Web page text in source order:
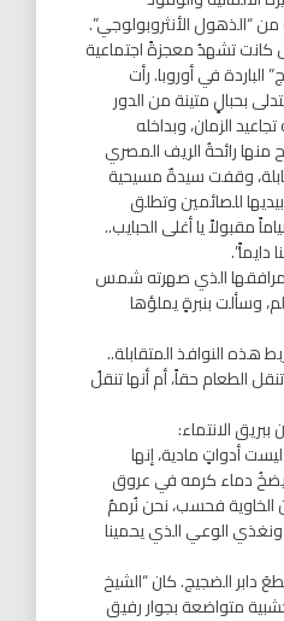
“الذهول الأنثروبولوجي”.
كانت تشهدُ معجزةً اجتماعية
الباردة في أوروبا. رأت
بحبالٍ متينة من الدور
الزمان، وبداخله
منها رائحةُ الريف المصري
وقفت سيدةٌ مسيحية
للصائمين وتطلق
مقبولاً يا أغلى الحبايب..
دايماً”.
الذي صهرته شمس
وسألت بنبرةٍ يملؤها
هذه النوافذ المتقابلة..
الطعام حقاً، أم أنها تنقلُ
ببريق الانتماء:
أدواتٍ مادية، إنها
يضخُ دماء كرمه في عروق
الخاوية فحسب، نحن نُرممُ
ونغذي الوعي الذي يحمينا
الضجيج. كان “الشيخ
متواضعة بجوار رفيق